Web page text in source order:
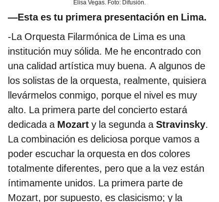
Elisa Vegas. Foto: Difusión.
—Esta es tu primera presentación en Lima.
-La Orquesta Filarmónica de Lima es una
institución muy sólida. Me he encontrado con
una calidad artística muy buena. A algunos de
los solistas de la orquesta, realmente, quisiera
llevármelos conmigo, porque el nivel es muy
alto. La primera parte del concierto estará
dedicada a Mozart y la segunda aStravinsky.
La combinación es deliciosa porque vamos a
poder escuchar la orquesta en dos colores
totalmente diferentes, pero que a la vez están
íntimamente unidos. La primera parte de
Mozart, por supuesto, es clasicismo; y la